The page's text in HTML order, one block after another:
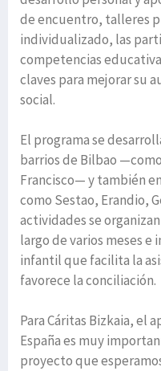
de encuentro, talleres
individualizado, las
competencias
claves para mejorar su
social.
El programa se
barrios de Bilbao
Francisco— y también
como Sestao, Erandio,
actividades se
largo de varios meses
infantil que facilita la
favorece la conciliación.
Para Cáritas Bizkaia, el
España es muy
proyecto que